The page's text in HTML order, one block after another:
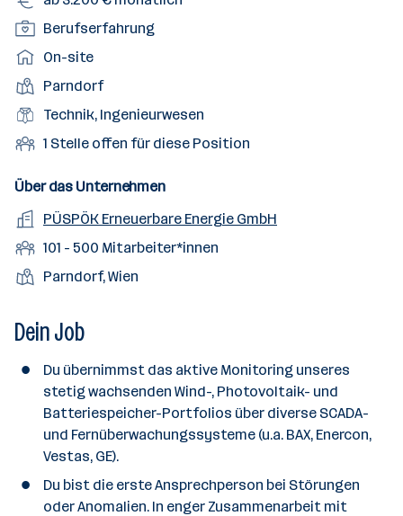
t
e
l
u
n
s
r
t
e
h
a
l
t
P
o
i
t
i
n
e
b
n
Berufserfahrung
A
r
b
e
i
s
m
o
d
e
On-site
D
i
n
t
o
t
Parndorf
B
e
u
s
f
l
e
Technik, Ingenieurwesen
O
f
n
e
S
l
1 Stelle offen für diese Position
Über das Unternehmen
A
r
e
t
e
PÜSPÖK Erneuerbare Energie GmbH
M
i
t
r
e
101 - 500 Mitarbeiter*innen
S
a
n
d
Parndorf, Wien
Dein Job
Du übernimmst das aktive Monitoring unseres
stetig wachsenden Wind-, Photovoltaik- und
Batteriespeicher-Portfolios über diverse SCADA-
und Fernüberwachungssysteme (u.a. BAX, Enercon,
Vestas, GE).
Du bist die erste Ansprechperson bei Störungen
oder Anomalien. In enger Zusammenarbeit mit